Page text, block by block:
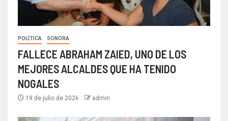
POLÍTICA SONORA
FALLECE ABRAHAM ZAIED, UNO DE LOS
MEJORES ALCALDES QUE HA TENIDO
NOGALES
19 de julio de 2026 admin